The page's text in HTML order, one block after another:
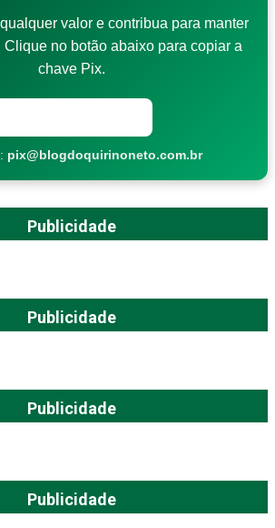
valor e contribua para manter
Clique no botão abaixo para copiar a
chave Pix.
pix@blogdoquirinoneto.com.br
Publicidade
Publicidade
Publicidade
Publicidade